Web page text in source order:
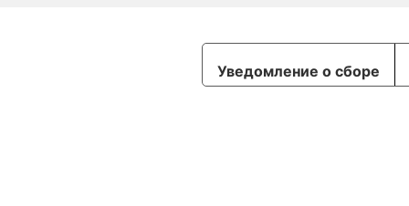
Уведомление о сборе